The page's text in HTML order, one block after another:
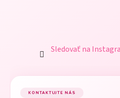
Sledovať na
KONTAKTUJTE NÁS